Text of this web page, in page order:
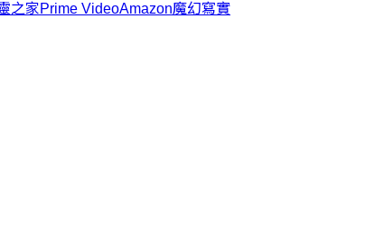
之家Prime VideoAmazon魔幻寫實